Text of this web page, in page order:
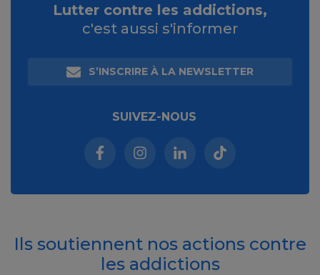
Lutter contre les addictions,
c'est aussi s'informer
S’INSCRIRE À LA NEWSLETTER
SUIVEZ-NOUS
Facebook (nouvelle fenêtre)
Instagram (nouvelle fenêtre)
Linkedin (nouvelle
Tiktok (nouvelle
Ils soutiennent nos actions contre
les addictions